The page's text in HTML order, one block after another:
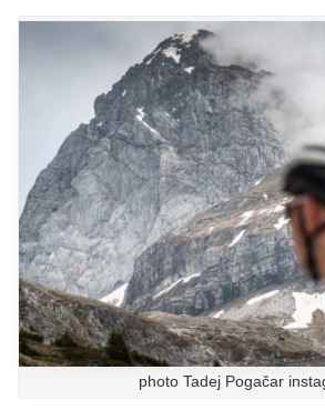
photo Tadej Pogačar